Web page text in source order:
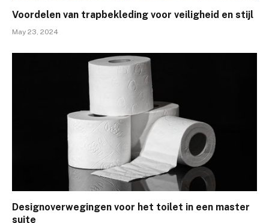
Voordelen van trapbekleding voor veiligheid en stijl
May 23, 2024
Designoverwegingen voor het toilet in een master
suite